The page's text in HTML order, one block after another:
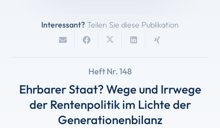
Interessant? Teilen Sie diese Publikation
Heft Nr. 148
Ehrbarer Staat? Wege und Irrwege
der Rentenpolitik im Lichte der
Generationenbilanz